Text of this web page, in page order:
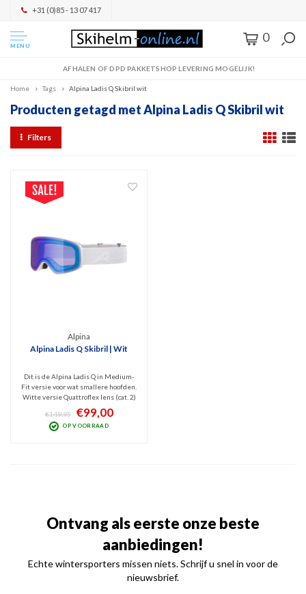
+31 (0)85 - 13 07 417
MENU
0
AFHALEN OF DPD PAKKETSHOP LEVERING MOGELIJK!
Home Tags Alpina Ladis Q Skibril wit
Producten getagd met Alpina Ladis Q Skibril wit
Filters
Alpina
Alpina Ladis Q Skibril | Wit
Dit is de Alpina Ladis Q in Medium-
Fit versie voor wat smallere hoofden.
Witte versie Quattroflex lens (cat. 2)
die het best presteert bij bewolkt
tot licht zonnig weer. Filtert
schadelijk UV en Infrarood en het
€149,95 €99,00
OP VOORRAAD
Ontvang als eerste onze beste
aanbiedingen!
Echte wintersporters missen niets. Schrijf u snel in voor de
nieuwsbrief.